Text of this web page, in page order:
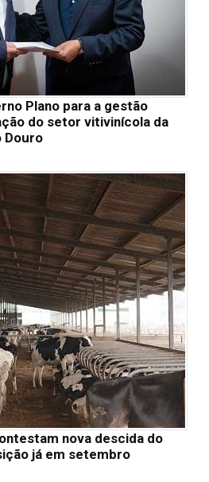
Plano para a gestão
do setor vitivinícola da
Douro
nova descida do
já em setembro